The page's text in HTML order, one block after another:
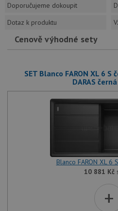
Doporučujeme dokoupit
Dotaz k produktu
Cenově výhodné sety
SET Blanco FARON XL 6
DARAS
Blanco FARON XL 6
10 881 Kč
+